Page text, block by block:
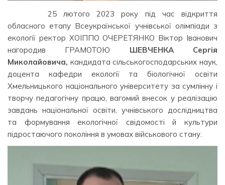
⠀⠀⠀ ⠀25 лютого 2023 року під час відкриття
обласного етапу Всеукраїнської учнівської олімпіади з
екології ректор ХОІППО ОЧЕРЕТЯНКО Віктор Іванович
нагородив ГРАМОТОЮ ШЕВЧЕНКА Сергія
Миколайовича, кандидата сільськогосподарських наук,
доцента кафедри екології та біологічної освіти
Хмельницького національного університету за сумлінну і
творчу педагогічну працю, вагомий внесок у реалізацію
завдань національної освіти, учнівського дослідництва
та формування екологічної свідомості й культури
підростаючого покоління в умовах військового стану.